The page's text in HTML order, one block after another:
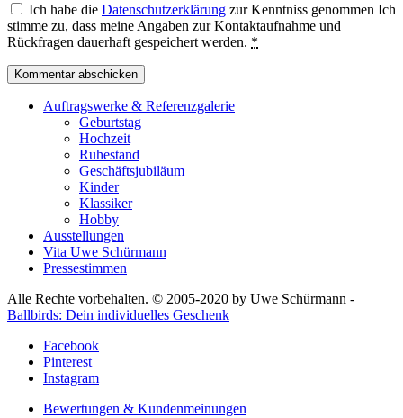
Ich habe die Datenschutzerklärung zur Kenntniss genommen Ich
stimme zu, dass meine Angaben zur Kontaktaufnahme und
Rückfragen dauerhaft gespeichert werden. *
Auftragswerke & Referenzgalerie
Geburtstag
Hochzeit
Ruhestand
Geschäftsjubiläum
Kinder
Klassiker
Hobby
Ausstellungen
Vita Uwe Schürmann
Pressestimmen
Alle Rechte vorbehalten. © 2005-2020 by Uwe Schürmann -
Ballbirds: Dein individuelles Geschenk
Facebook
Pinterest
Instagram
Bewertungen & Kundenmeinungen